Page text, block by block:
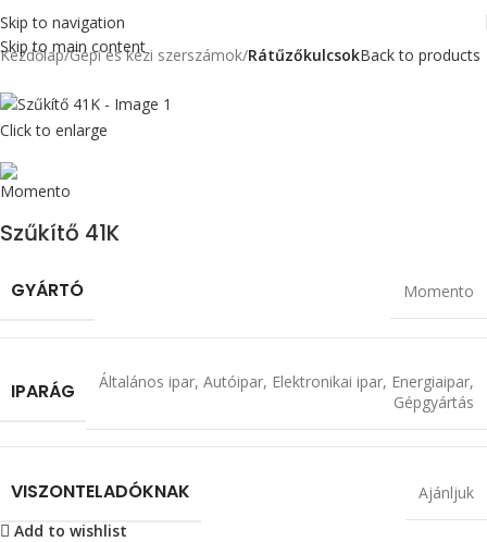
Skip to navigation
Skip to main content
Kezdőlap Gépi és kézi szerszámok RátűzőkulcsokBack to products
Click to enlarge
Szűkítő 41K
GYÁRTÓ Momento
IPARÁG Általános ipar, Autóipar, Elektronikai ipar, Energiaipar,
Gépgyártás
VISZONTELADÓKNAK
Ajánljuk
Add to wishlist